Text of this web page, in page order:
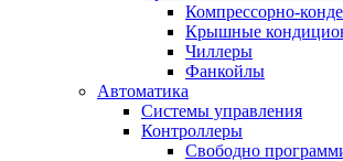
Компрессорно-
Крышные
Чиллеры
Фанкойлы
Автоматика
Системы управления
Контроллеры
Свободно